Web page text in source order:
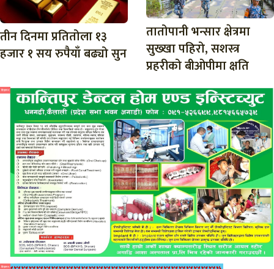
तीन दिनमा प्रतितोला १३
हजार १ सय रुपैयाँ बढ्यो सुन
तातोपानी भन्सार क्षेत्रमा
सुख्खा पहिरो, सशस्त्र
प्रहरीको बीओपीमा क्षति
विज्ञापन
विज्ञापन